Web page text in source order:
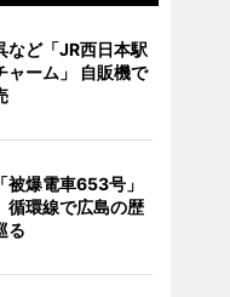
など「JR西日本駅
ャーム」 自販機で
被爆電車653号」
環線で広島の歴
る